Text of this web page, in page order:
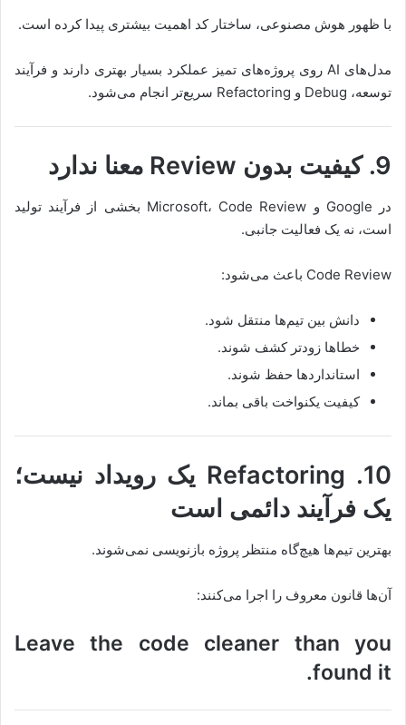
با ظهور هوش مصنوعی، ساختار کد اهمیت بیشتری پیدا کرده است.
مدل‌های AI روی پروژه‌های تمیز عملکرد بسیار بهتری دارند و فرآیند
توسعه، Debug و Refactoring سریع‌تر انجام می‌شود.
9. کیفیت بدون Review معنا ندارد
در Google و Microsoft، Code Review بخشی از فرآیند تولید
است، نه یک فعالیت جانبی.
Code Review باعث می‌شود:
دانش بین تیم‌ها منتقل شود.
خطاها زودتر کشف شوند.
استانداردها حفظ شوند.
کیفیت یکنواخت باقی بماند.
10. Refactoring یک رویداد نیست؛
یک فرآیند دائمی است
بهترین تیم‌ها هیچ‌گاه منتظر پروژه بازنویسی نمی‌شوند.
آن‌ها قانون معروف را اجرا می‌کنند:
Leave the code cleaner than you
found it.